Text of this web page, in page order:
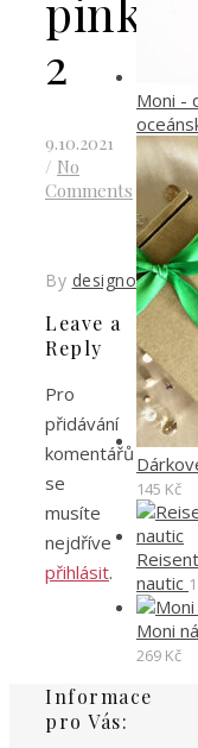
pink-
2
9.10.2021
/ No
Comments
By designoved
Leave a
Reply
Pro
přidávání
komentářů
se
musíte
nejdříve
přihlásit.
Moni -
145 Kč
nautic
Moni
269 Kč
Informace
pro Vás: